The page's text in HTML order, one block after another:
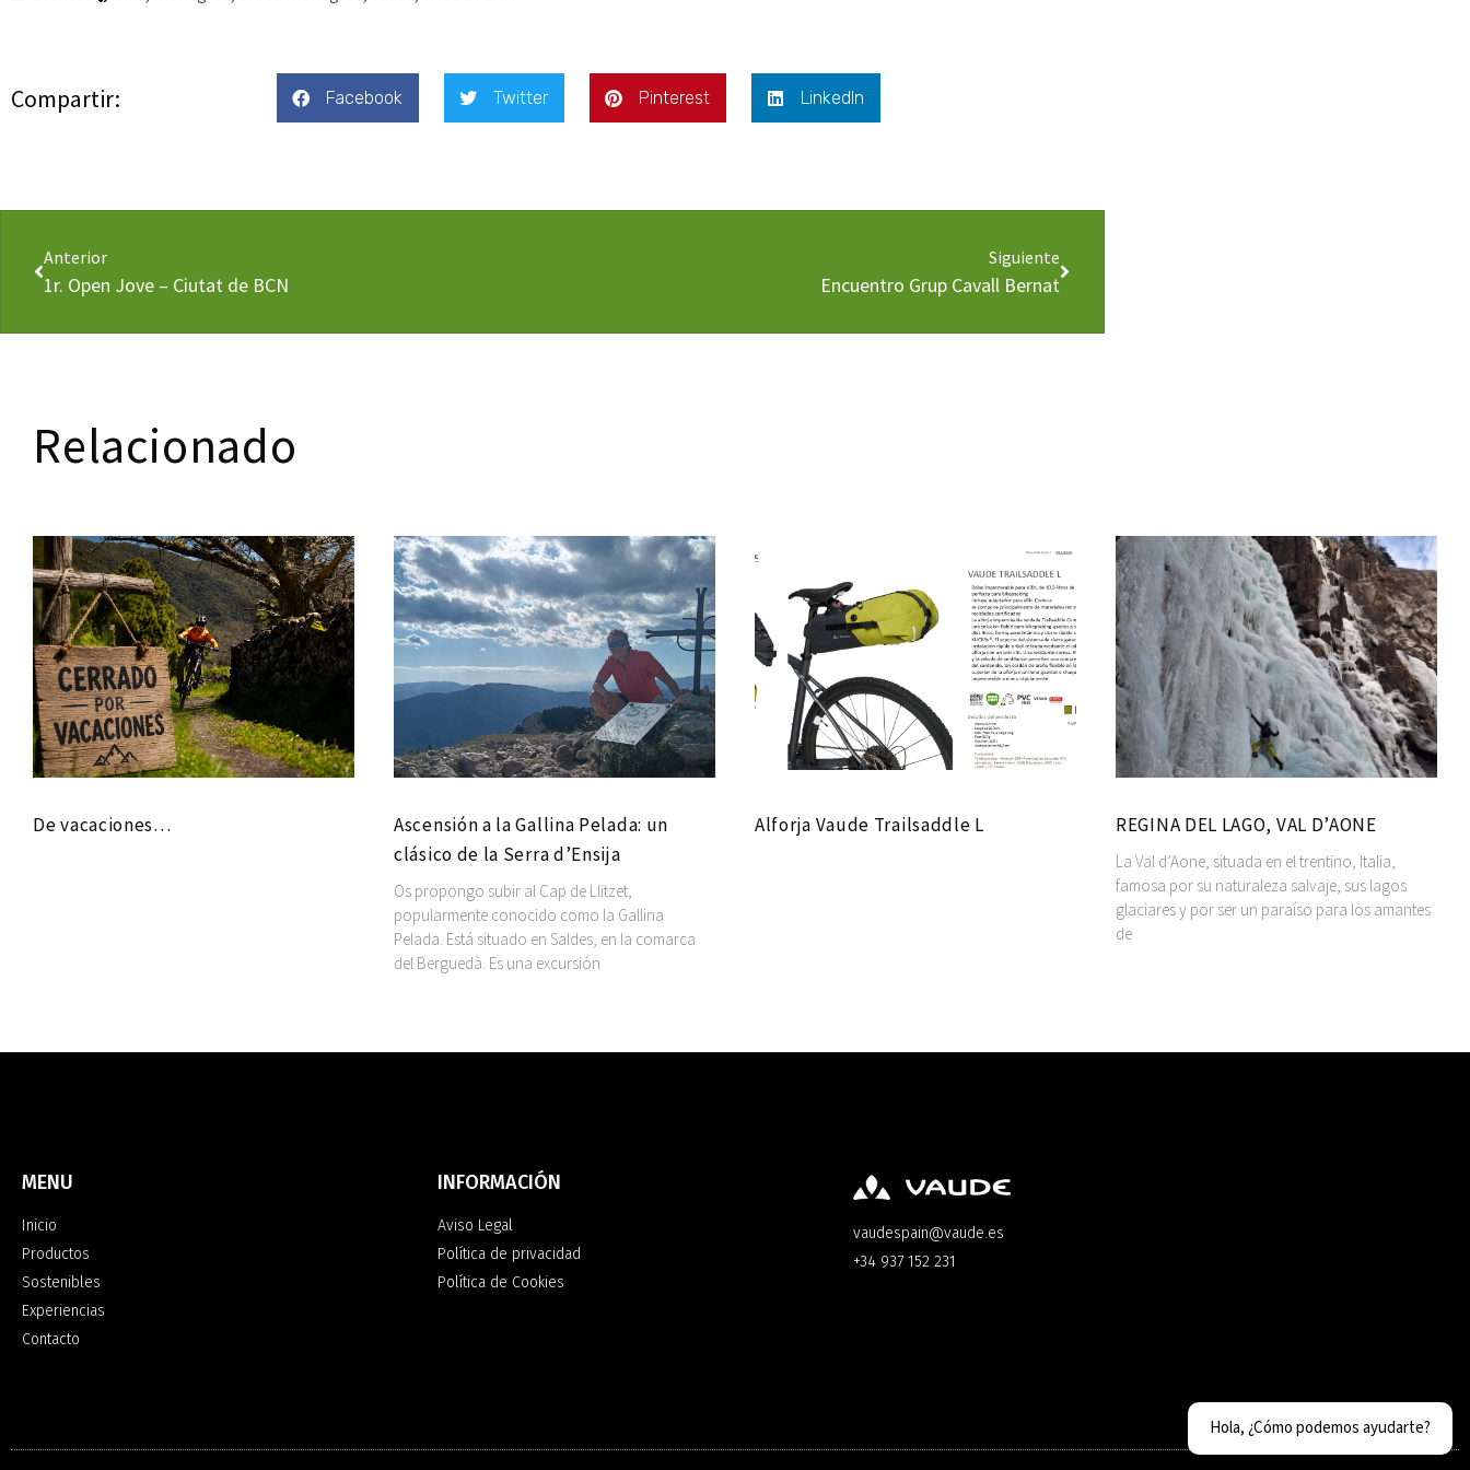
Compartir: Facebook Twitter Pinterest LinkedIn
Anterior
1r. Open Jove – Ciutat de BCN
Siguiente
Encuentro Grup Cavall Bernat
Relacionado
De vacaciones…
Ascensión a la Gallina Pelada: un
clásico de la Serra d’Ensija
Os propongo subir al Cap de Llitzet,
popularmente conocido como la Gallina
Pelada. Está situado en Saldes, en la comarca
del Berguedà. Es una excursión
Alforja Vaude Trailsaddle L REGINA DEL LAGO, VAL D’AONE
La Val d’Aone, situada en el trentino, Italia,
famosa por su naturaleza salvaje, sus lagos
glaciares y por ser un paraíso para los amantes
de
MENU
Inicio
Productos
Sostenibles
Experiencias
Contacto
INFORMACIÓN
Aviso Legal
Política de privacidad
Política de Cookies
vaudespain@vaude.es
+34 937 152 231
Hola, ¿Cómo podemos ayudarte?